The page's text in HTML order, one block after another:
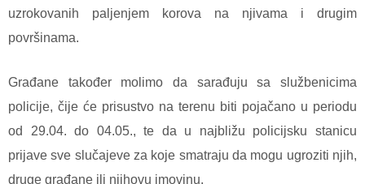
uzrokovanih paljenjem korova na njivama i drugim
površinama.
Građane također molimo da sarađuju sa službenicima
policije, čije će prisustvo na terenu biti pojačano u periodu
od 29.04. do 04.05., te da u najbližu policijsku stanicu
prijave sve slučajeve za koje smatraju da mogu ugroziti njih,
druge građane ili njihovu imovinu.